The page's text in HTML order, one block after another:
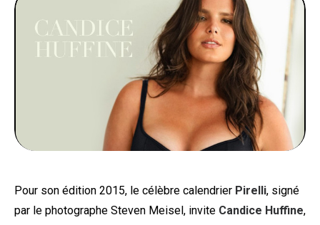
BONS PLANS
SOUTENEZ KULTT
Pour son édition 2015, le célèbre calendrier Pirelli, signé
par le photographe Steven Meisel, invite Candice Huffine,